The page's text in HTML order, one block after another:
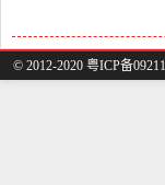
© 2012-2020 粤ICP备